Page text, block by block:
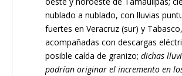
nublado a nublado, con lluvias
fuertes en Veracruz (sur) y Tabasco,
acompañadas con descargas
posible caída de granizo; dichas
podrían originar el incremento en